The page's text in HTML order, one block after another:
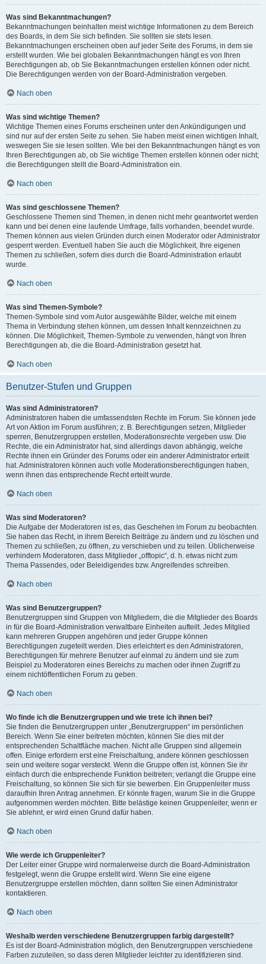
Was sind Bekanntmachungen?
Bekanntmachungen beinhalten meist wichtige Informationen zu dem Bereich
des Boards, in dem Sie sich befinden. Sie sollten sie stets lesen.
Bekanntmachungen erscheinen oben auf jeder Seite des Forums, in dem sie
erstellt wurden. Wie bei globalen Bekanntmachungen hängt es von Ihren
Berechtigungen ab, ob Sie Bekanntmachungen erstellen können oder nicht.
Die Berechtigungen werden von der Board-Administration vergeben.
Nach oben
Was sind wichtige Themen?
Wichtige Themen eines Forums erscheinen unter den Ankündigungen und
sind nur auf der ersten Seite zu sehen. Sie haben meist einen wichtigen Inhalt,
weswegen Sie sie lesen sollten. Wie bei den Bekanntmachungen hängt es von
Ihren Berechtigungen ab, ob Sie wichtige Themen erstellen können oder nicht;
die Berechtigungen stellt die Board-Administration ein.
Nach oben
Was sind geschlossene Themen?
Geschlossene Themen sind Themen, in denen nicht mehr geantwortet werden
kann und bei denen eine laufende Umfrage, falls vorhanden, beendet wurde.
Themen können aus vielen Gründen durch einen Moderator oder Administrator
gesperrt werden. Eventuell haben Sie auch die Möglichkeit, Ihre eigenen
Themen zu schließen, sofern dies durch die Board-Administration erlaubt
wurde.
Nach oben
Was sind Themen-Symbole?
Themen-Symbole sind vom Autor ausgewählte Bilder, welche mit einem
Thema in Verbindung stehen können, um dessen Inhalt kennzeichnen zu
können. Die Möglichkeit, Themen-Symbole zu verwenden, hängt von Ihren
Berechtigungen ab, die die Board-Administration gesetzt hat.
Nach oben
Benutzer-Stufen und Gruppen
Was sind Administratoren?
Administratoren haben die umfassendsten Rechte im Forum. Sie können jede
Art von Aktion im Forum ausführen; z. B. Berechtigungen setzen, Mitglieder
sperren, Benutzergruppen erstellen, Moderationsrechte vergeben usw. Die
Rechte, die ein Administrator hat, sind allerdings davon abhängig, welche
Rechte ihnen ein Gründer des Forums oder ein anderer Administrator erteilt
hat. Administratoren können auch volle Moderationsberechtigungen haben,
wenn ihnen das entsprechende Recht erteilt wurde.
Nach oben
Was sind Moderatoren?
Die Aufgabe der Moderatoren ist es, das Geschehen im Forum zu beobachten.
Sie haben das Recht, in ihrem Bereich Beiträge zu ändern und zu löschen und
Themen zu schließen, zu öffnen, zu verschieben und zu teilen. Üblicherweise
verhindern Moderatoren, dass Mitglieder „offtopic“, d. h. etwas nicht zum
Thema Passendes, oder Beleidigendes bzw. Angreifendes schreiben.
Nach oben
Was sind Benutzergruppen?
Benutzergruppen sind Gruppen von Mitgliedern, die die Mitglieder des Boards
in für die Board-Administration verwaltbare Einheiten aufteilt. Jedes Mitglied
kann mehreren Gruppen angehören und jeder Gruppe können
Berechtigungen zugeteilt werden. Dies erleichtert es den Administratoren,
Berechtigungen für mehrere Benutzer auf einmal zu ändern und sie zum
Beispiel zu Moderatoren eines Bereichs zu machen oder ihnen Zugriff zu
einem nichtöffentlichen Forum zu geben.
Nach oben
Wo finde ich die Benutzergruppen und wie trete ich ihnen bei?
Sie finden die Benutzergruppen unter „Benutzergruppen“ im persönlichen
Bereich. Wenn Sie einer beitreten möchten, können Sie dies mit der
entsprechenden Schaltfläche machen. Nicht alle Gruppen sind allgemein
offen. Einige erfordern erst eine Freischaltung, andere können geschlossen
sein und weitere sogar versteckt. Wenn die Gruppe offen ist, können Sie ihr
einfach durch die entsprechende Funktion beitreten; verlangt die Gruppe eine
Freischaltung, so können Sie sich für sie bewerben. Ein Gruppenleiter muss
daraufhin Ihren Antrag annehmen. Er könnte fragen, warum Sie in die Gruppe
aufgenommen werden möchten. Bitte belästige keinen Gruppenleiter, wenn er
Sie ablehnt, er wird einen Grund dafür haben.
Nach oben
Wie werde ich Gruppenleiter?
Der Leiter einer Gruppe wird normalerweise durch die Board-Administration
festgelegt, wenn die Gruppe erstellt wird. Wenn Sie eine eigene
Benutzergruppe erstellen möchten, dann sollten Sie einen Administrator
kontaktieren.
Nach oben
Weshalb werden verschiedene Benutzergruppen farbig dargestellt?
Es ist der Board-Administration möglich, den Benutzergruppen verschiedene
Farben zuzuteilen, so dass deren Mitglieder leichter zu identifizieren sind.